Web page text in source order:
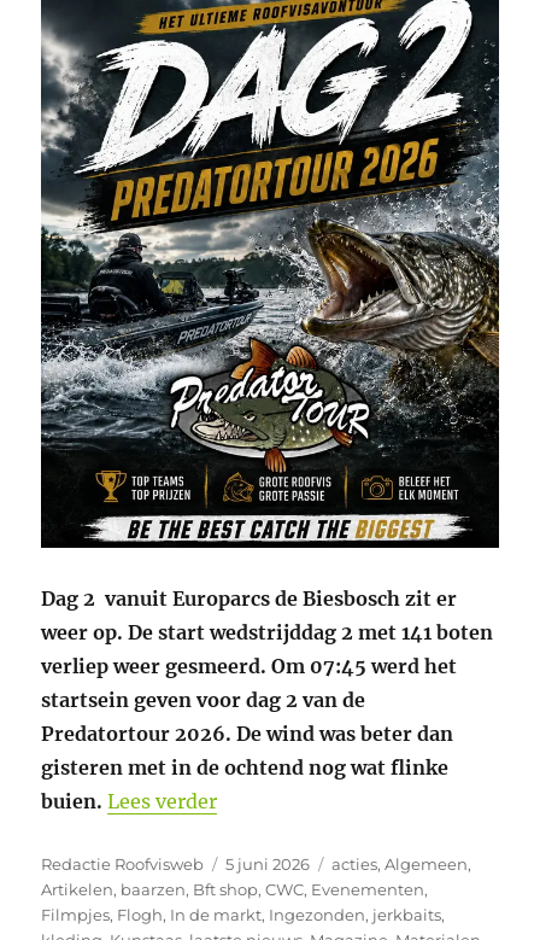
Dag 2 vanuit Europarcs de Biesbosch zit er
weer op. De start wedstrijddag 2 met 141 boten
verliep weer gesmeerd. Om 07:45 werd het
startsein geven voor dag 2 van de
Predatortour 2026. De wind was beter dan
gisteren met in de ochtend nog wat flinke
buien. Lees verder“2e wedstrijddag Predatortour
Auteur
Redactie Roofvisweb
Geplaatst
op
5 juni 2026 Categorieën
acties,Algemeen,
Artikelen, baarzen, Bft shop,CWC, Evenementen,
Filmpjes, Flogh, In de markt, Ingezonden, jerkbaits,